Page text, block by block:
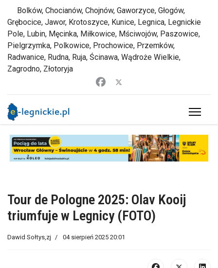
Bolków, Chocianów, Chojnów, Gaworzyce, Głogów,
Grębocice, Jawor, Krotoszyce, Kunice, Legnica, Legnickie
Pole, Lubin, Męcinka, Miłkowice, Mściwojów, Paszowice,
Pielgrzymka, Polkowice, Prochowice, Przemków,
Radwanice, Rudna, Ruja, Ścinawa, Wądroże Wielkie,
Zagrodno, Złotoryja
Tour de Pologne 2025: Olav Kooij
triumfuje w Legnicy (FOTO)
Dawid Sołtys,zj 04 sierpień 2025 20:01